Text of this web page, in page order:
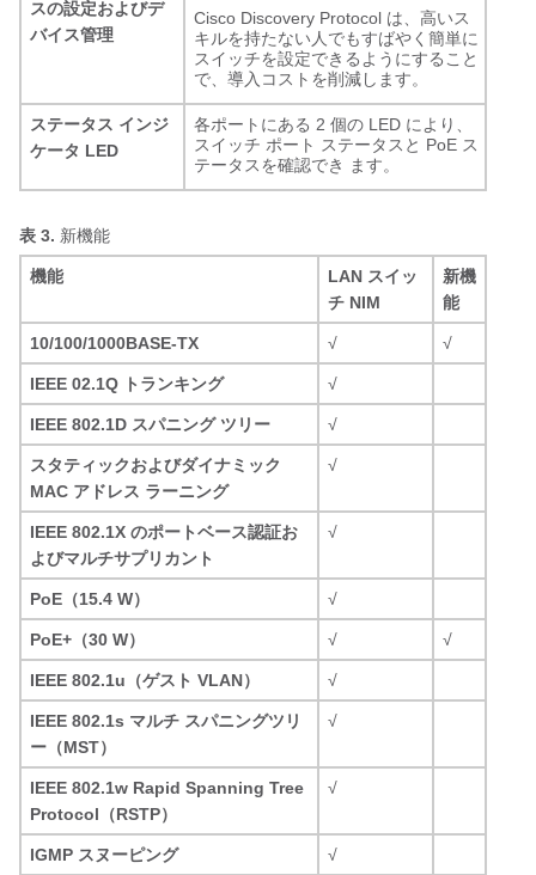
スの設定およびデ
バイス管理
Cisco Discovery Protocol は、高いス
キルを持たない人でもすばやく簡単に
スイッチを設定できるようにすること
で、導入コストを削減します。
ステータス インジ
ケータ LED
各ポートにある 2 個の LED により、
スイッチ ポート ステータスと PoE ス
テータスを確認でき ます。
表 3. 新機能
機能
LAN スイッ
チ NIM
新機
能
10/100/1000BASE-TX √ √
IEEE 02.1Q トランキング √
IEEE 802.1D スパニング ツリー √
スタティックおよびダイナミック
MAC アドレス ラーニング
√
IEEE 802.1X のポートベース認証お
よびマルチサプリカント
√
PoE（15.4 W） √
PoE+（30 W） √ √
IEEE 802.1u（ゲスト VLAN） √
IEEE 802.1s マルチ スパニングツリ
ー（MST）
√
IEEE 802.1w Rapid Spanning Tree
Protocol（RSTP）
√
IGMP スヌーピング √